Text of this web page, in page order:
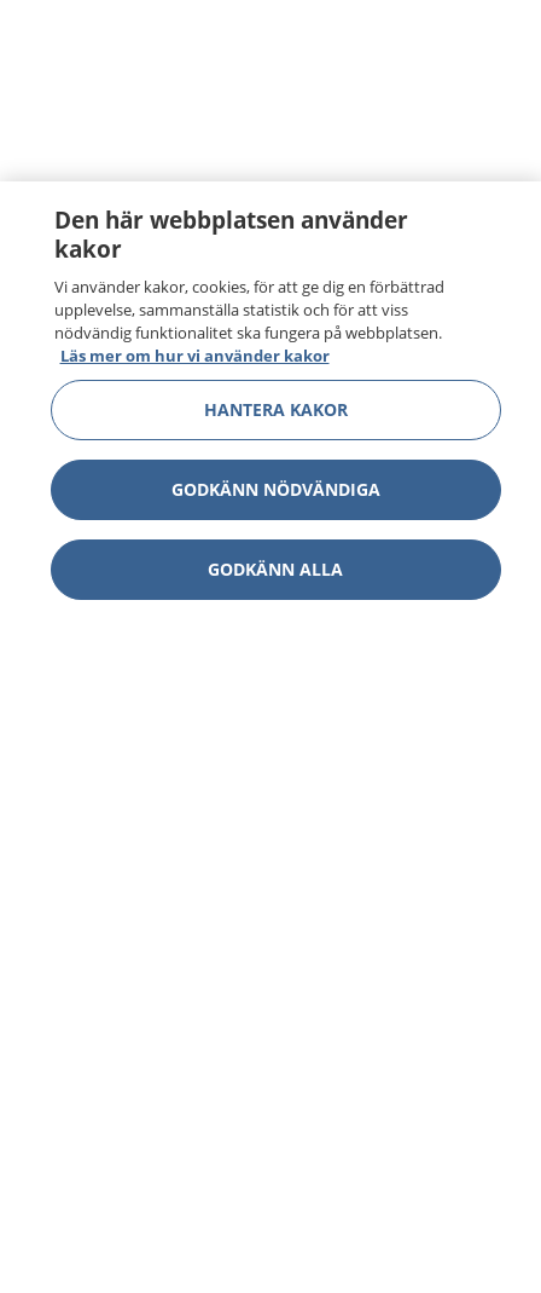
Den här webbplatsen använder
kakor
Vi använder kakor, cookies, för att ge dig en förbättrad
upplevelse, sammanställa statistik och för att viss
nödvändig funktionalitet ska fungera på webbplatsen.
Läs mer om hur vi använder kakor
HANTERA KAKOR
GODKÄNN NÖDVÄNDIGA
GODKÄNN ALLA